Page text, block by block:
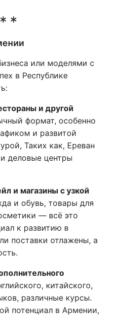
или моделями с
в Республике
и другой
формат, особенно
и развитой
Таких как, Ереван
деловые центры
и магазины с узкой
и обувь, товары для
— всё это
к развитию в
поставки отлажены, а
китайского,
различные курсы.
потенциал в Армении,